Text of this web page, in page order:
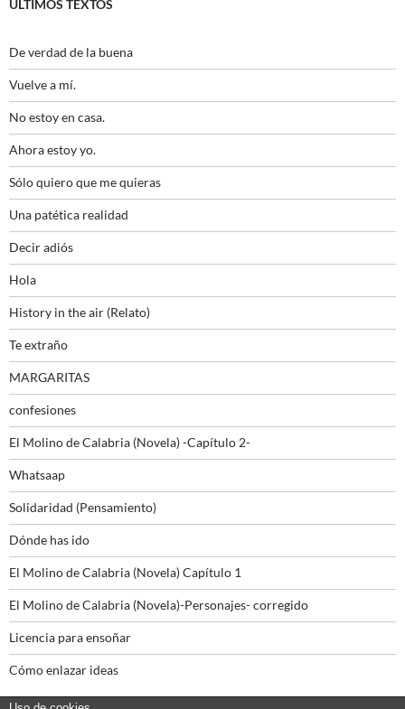
ÚLTIMOS TEXTOS
De verdad de la buena
Vuelve a mí.
No estoy en casa.
Ahora estoy yo.
Sólo quiero que me quieras
Una patética realidad
Decir adiós
Hola
History in the air (Relato)
Te extraño
MARGARITAS
confesiones
El Molino de Calabria (Novela) -Capítulo 2-
Whatsaap
Solidaridad (Pensamiento)
Dónde has ido
El Molino de Calabria (Novela) Capítulo 1
El Molino de Calabria (Novela)-Personajes- corregido
Licencia para ensoñar
Cómo enlazar ideas